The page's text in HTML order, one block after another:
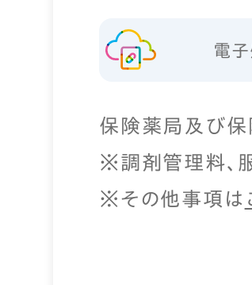
電
保険薬局及び保
※調剤管理料、
※その他事項は